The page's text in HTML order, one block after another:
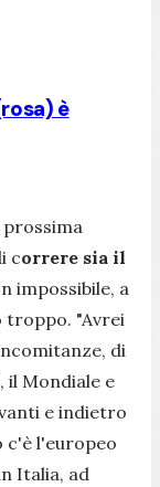
è
correre sia il
impossibile, a
troppo. "Avrei
di
il Mondiale e
e indietro
c'è l'europeo
Italia, ad